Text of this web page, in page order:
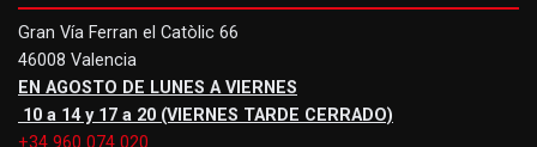
Gran Vía Ferran el Catòlic 66
46008 Valencia
EN AGOSTO DE LUNES A VIERNES
10 a 14 y 17 a 20 (VIERNES TARDE CERRADO)
+34 960 074 020